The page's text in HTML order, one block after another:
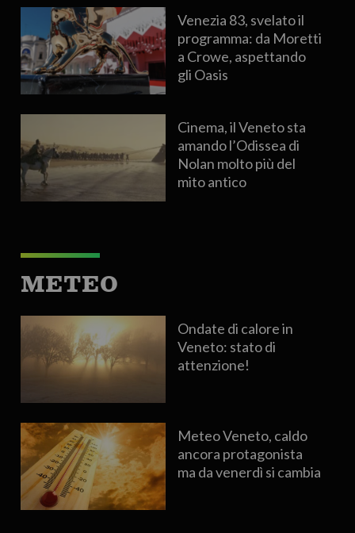
Venezia 83, svelato il
programma: da Moretti
a Crowe, aspettando
gli Oasis
Cinema, il Veneto sta
amando l’Odissea di
Nolan molto più del
mito antico
METEO
Ondate di calore in
Veneto: stato di
attenzione!
Meteo Veneto, caldo
ancora protagonista
ma da venerdì si cambia